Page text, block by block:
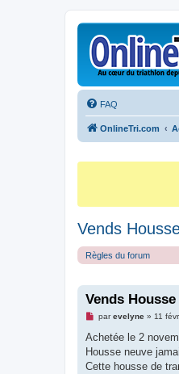
FAQ
OnlineTri.com
Vends
Règles du forum
Vends
M
s
a
g
parevelyne» 11
Achetée le 2
Housse neuve
Cette housse de